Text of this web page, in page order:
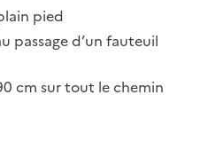
pied
passage d’un fauteuil
cm sur tout le chemin